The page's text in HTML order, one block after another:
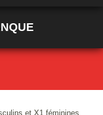
et X1 féminines